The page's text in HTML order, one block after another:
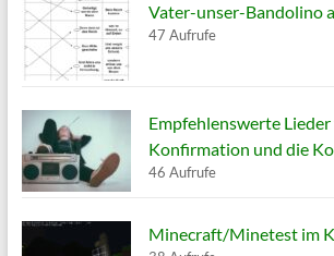
Vater-unser-Bandolino
47 Aufrufe
Empfehlenswerte
Konfirmation und die
46 Aufrufe
Minecraft/Minetest im